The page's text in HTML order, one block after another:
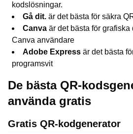
kodslösningar.
Gå dit. är det bästa för säkra
Canva är det bästa för
Canva användare
Adobe Express är det bästa
programsvit
De bästa QR-
använda gratis
Gratis QR-kodgenerator